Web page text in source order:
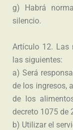
g) Habrá
silencio.
Artículo 12. Las
las siguientes:
a) Será
de los ingresos,
de los
decreto 1075 de
b) Utilizar el